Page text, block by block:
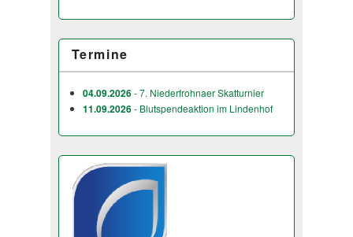
Termine
04.09.2026- 7. Niederfrohnaer Skatturnier
11.09.2026- Blutspendeaktion im Lindenhof